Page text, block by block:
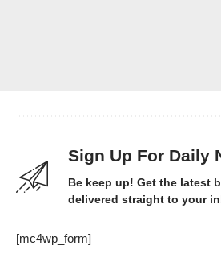
Sign Up For Daily
Be keep up! Get the latest
delivered straight to your
[mc4wp_form]